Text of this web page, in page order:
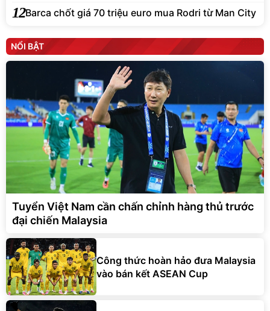
12Barca chốt giá 70 triệu euro mua Rodri từ Man City
NỔI BẬT
Tuyển Việt Nam cần chấn chỉnh hàng thủ trước
đại chiến Malaysia
Công thức hoàn hảo đưa Malaysia
vào bán kết ASEAN Cup